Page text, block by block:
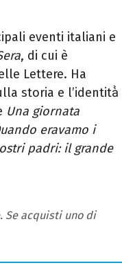
eventi italiani e
, di cui è
Lettere. Ha
storia e l’identità̀
Una giornata
eravamo i
padri: il grande
acquisti uno di